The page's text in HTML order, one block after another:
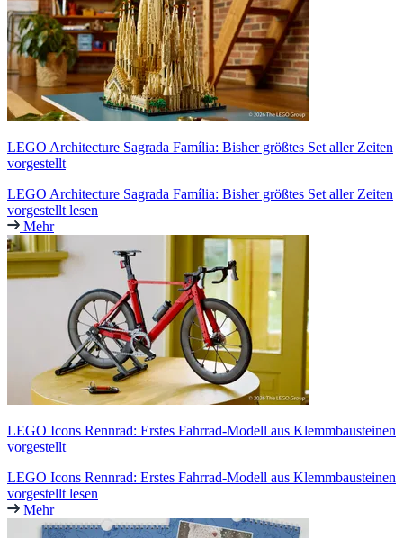
LEGO Architecture Sagrada Família: Bisher größtes Set aller Zeiten
vorgestellt
LEGO Architecture Sagrada Família: Bisher größtes Set aller Zeiten
vorgestellt lesen
Mehr
LEGO Icons Rennrad: Erstes Fahrrad-Modell aus Klemmbausteinen
vorgestellt
LEGO Icons Rennrad: Erstes Fahrrad-Modell aus Klemmbausteinen
vorgestellt lesen
Mehr